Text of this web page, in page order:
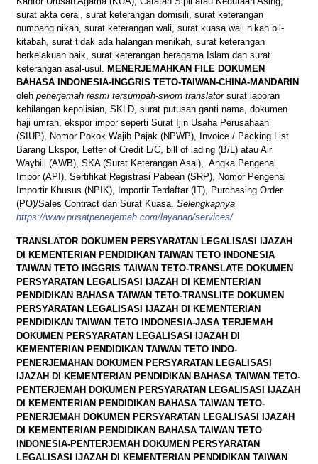
surat akta cerai, surat keterangan domisili, surat keterangan
numpang nikah, surat keterangan wali, surat kuasa wali nikah bil-
kitabah, surat tidak ada halangan menikah, surat keterangan
berkelakuan baik, surat keterangan beragama Islam dan surat
keterangan asal-usul. MENERJEMAHKAN FILE DOKUMEN
BAHASA
INDONESIA-INGGRIS TETO-TAIWAN-CHINA-MANDARIN
oleh penerjemah resmi tersumpah-sworn translatorsurat laporan
kehilangan kepolisian, SKLD, surat putusan ganti nama, dokumen
haji umrah, ekspor impor seperti Surat Ijin Usaha Perusahaan
(SIUP), Nomor Pokok Wajib Pajak (NPWP), Invoice / Packing List
Barang Ekspor, Letter of Credit L/C, bill of lading (B/L) atau Air
Waybill (AWB), SKA (Surat Keterangan Asal), Angka Pengenal
Impor (API), Sertifikat Registrasi Pabean (SRP), Nomor Pengenal
Importir Khusus (NPIK), Importir Terdaftar (IT), Purchasing Order
(PO)/Sales Contract dan Surat Kuasa. Selengkapnya
https://www.pusatpenerjemah.com/layanan/services/
TRANSLATOR DOKUMEN PERSYARATAN LEGALISASI IJAZAH
DI KEMENTERIAN PENDIDIKAN TAIWAN TETO INDONESIA
TAIWAN TETO INGGRIS TAIWAN TETO-TRANSLATE DOKUMEN
PERSYARATAN LEGALISASI IJAZAH DI KEMENTERIAN
PENDIDIKAN BAHASA TAIWAN TETO-TRANSLITE DOKUMEN
PERSYARATAN LEGALISASI IJAZAH DI KEMENTERIAN
PENDIDIKAN TAIWAN TETO INDONESIA-JASA TERJEMAH
DOKUMEN PERSYARATAN LEGALISASI IJAZAH DI
KEMENTERIAN PENDIDIKAN TAIWAN TETO INDO-
PENERJEMAHAN DOKUMEN PERSYARATAN LEGALISASI
IJAZAH DI KEMENTERIAN PENDIDIKAN BAHASA TAIWAN TETO-
PENTERJEMAH DOKUMEN PERSYARATAN LEGALISASI IJAZAH
DI KEMENTERIAN PENDIDIKAN BAHASA TAIWAN TETO-
PENERJEMAH DOKUMEN PERSYARATAN LEGALISASI IJAZAH
DI KEMENTERIAN PENDIDIKAN BAHASA TAIWAN TETO
INDONESIA-PENTERJEMAH DOKUMEN PERSYARATAN
LEGALISASI IJAZAH DI KEMENTERIAN PENDIDIKAN TAIWAN